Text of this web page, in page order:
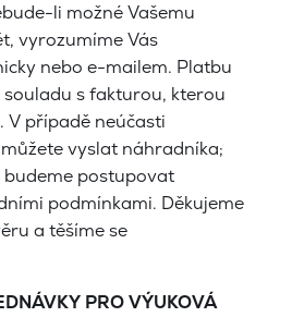
li možné Vašemu
vyrozumíme Vás
nebo e-mailem. Platbu
s fakturou, kterou
případě neúčasti
vyslat náhradníka;
postupovat
podmínkami. Děkujeme
a těšíme se
PRO VÝUKOVÁ